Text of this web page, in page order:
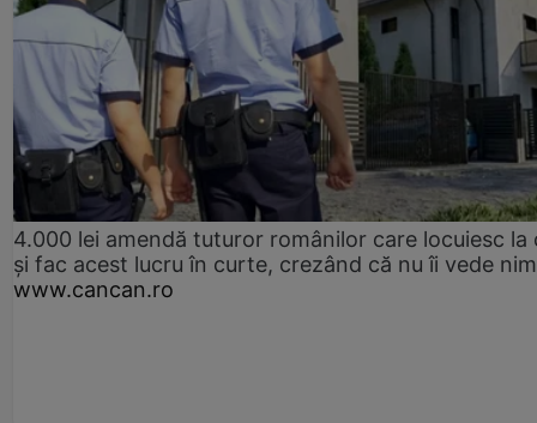
4.000 lei amendă tuturor românilor care locuiesc la
și fac acest lucru în curte, crezând că nu îi vede
www.cancan.ro